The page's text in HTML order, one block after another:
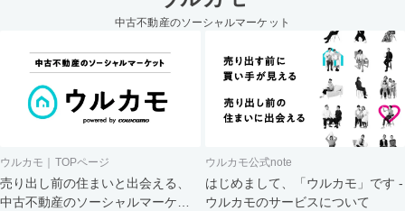
中古不動産のソーシャルマーケット
ウルカモ｜TOPページ
売り出し前の住まいと出会える、
中古不動産のソーシャルマーケッ
ウルカモ公式note
はじめまして、「ウルカモ」です -
ウルカモのサービスについて